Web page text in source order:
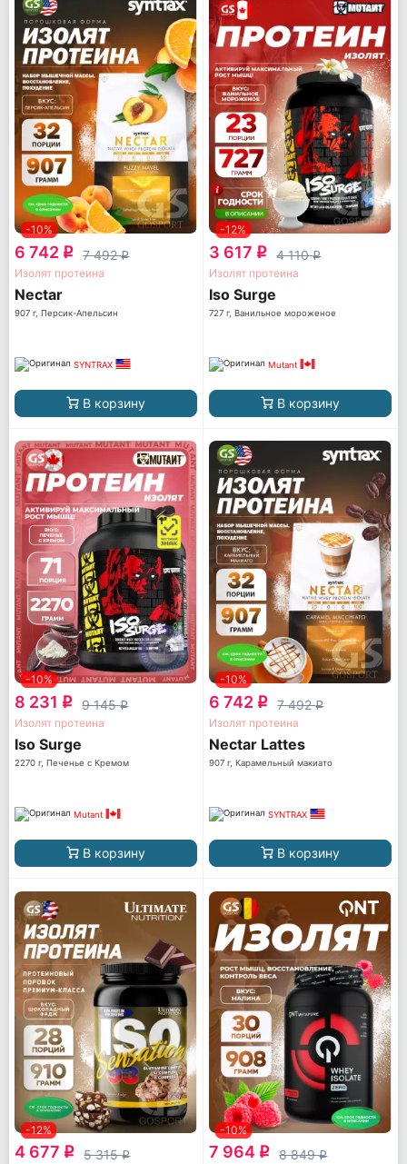
-10%
6 742 q 7 492q
Изолят протеина
Nectar
907 г, Персик-Апельсин
SYNTRAX
В корзину
-12%
3 617 q 4 110q
Изолят протеина
Iso Surge
727 г, Ванильное мороженое
Mutant
В корзину
-10%
8 231 q 9 145q
Изолят протеина
Iso Surge
2270 г, Печенье с Кремом
Mutant
В корзину
-10%
6 742 q 7 492q
Изолят протеина
Nectar Lattes
907 г, Карамельный макиато
SYNTRAX
В корзину
-12%
4 677 q 5 315q
-10%
7 964 q 8 849q